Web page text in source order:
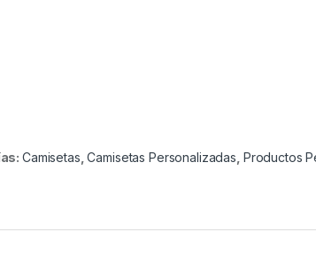
Camisetas ,Camisetas Personalizadas Productos